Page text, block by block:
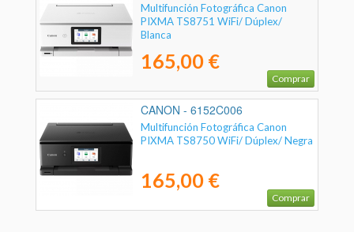
Multifunción Fotográfica Canon
PIXMA TS8751 WiFi/ Dúplex/
Blanca
165,00 €
Comprar
CANON - 6152C006
Multifunción Fotográfica Canon
PIXMA TS8750 WiFi/ Dúplex/ Negra
165,00 €
Comprar